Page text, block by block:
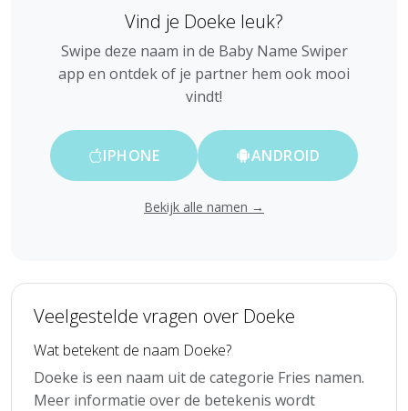
Vind je Doeke leuk?
Swipe deze naam in de Baby Name Swiper
app en ontdek of je partner hem ook mooi
vindt!
IPHONE ANDROID
Bekijk alle namen →
Veelgestelde vragen over Doeke
Wat betekent de naam Doeke?
Doeke is een naam uit de categorie Fries namen.
Meer informatie over de betekenis wordt